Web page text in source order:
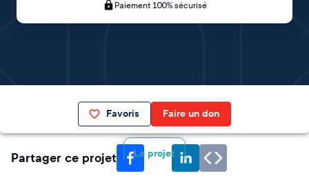
Paiement 100% sécurisé
Favoris Faire un don
Le projet
Partager ce projet